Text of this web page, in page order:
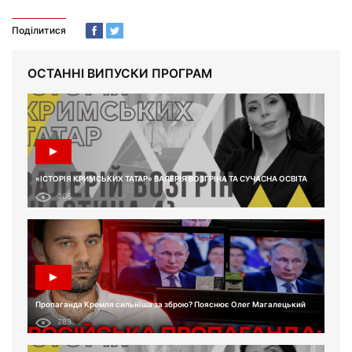
Поділитися
ОСТАННІ ВИПУСКИ ПРОГРАМ
«ІСТОРІЯ КРИМСЬКИХ ТАТАР» ВАЛЕРІЯ ВОЗГРІНА ТА СУЧАСНА ОСВІТА
266
Пропаганда Кремля сильніша за зброю? Пояснює Олег Магалецький
283